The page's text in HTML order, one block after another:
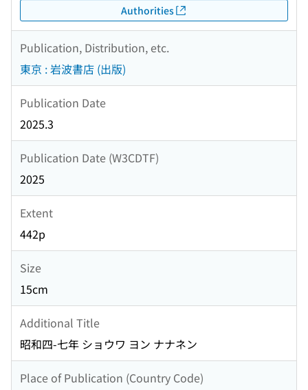
Authorities
Publication, Distribution, etc.
東京 : 岩波書店 (出版)
Publication Date
2025.3
Publication Date (W3CDTF)
2025
Extent
442p
Size
15cm
Additional Title
昭和四-七年 ショウワ ヨン ナナネン
Place of Publication (Country Code)